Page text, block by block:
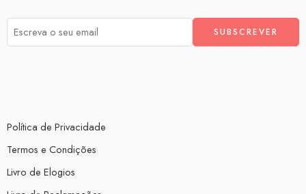
Política de Privacidade
Termos e Condições
Livro de Elogios